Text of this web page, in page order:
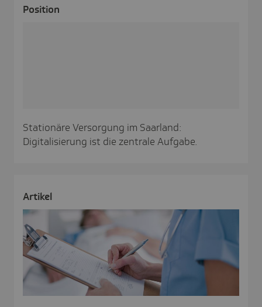
Posi­tion
Stationäre Versorgung im Saarland:
Digitalisierung ist die zentrale Aufgabe.
Artikel